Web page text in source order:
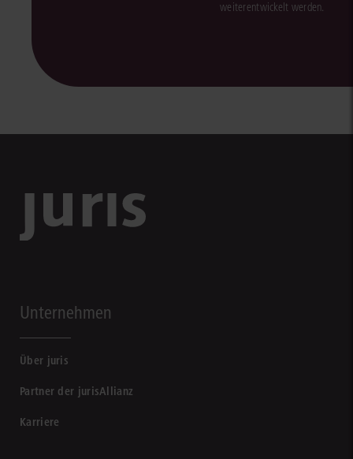
weiterentwickelt werden.
Unternehmen
Über juris
Partner der jurisAllianz
Karriere